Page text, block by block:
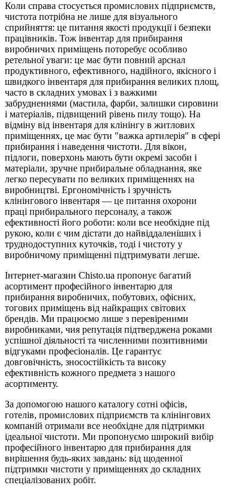
Коли справа стосується промислових підприємств,
чистота потрібна не лише для візуального
сприйняття: це питання якості продукції і безпеки
працівників. Тож інвентар для прибирання
виробничих приміщень поторебує особливо
ретельної уваги: це має бути повний арснал
продуктивного, ефективного, надійного, якісного і
швидкого інвентаря для прибирання великих площ,
часто в складних умовах і з важкими
забрудненнями (мастила, фарби, залишки сировини
і матеріалів, підвищений рівень пилу тощо). На
відміну від інвентаря для клінінгу в житлових
приміщеннях, це має бути "важка артилерія" в сфері
прибирання і наведення чистоти. Для вікон,
підлоги, поверхонь мають бути окремі засоби і
матеріали, зручне прибиральне обладнання, яке
легко пересувати по великих приміщеннях на
виробництві. Ергономічність і зручність
клінінгового інвентаря — це питання охорони
праці прибирального персоналу, а також
ефективності його роботи: коли все необхідне під
рукою, коли є чим дістати до найвіддаленіших і
труднодоступних куточків, тоді і чистоту у
виробничому приміщенні підтримувати легше.
Інтернет-магазин Chisto.ua пропонує багатий
асортимент професійного інвентарю для
прибирання виробничих, побутових, офісних,
тогових приміщень від найкращих світових
брендів. Ми працюємо лише з перевіреними
виробниками, чия репутація підтверджена роками
успішної діяльності та численними позитивними
відгуками професіоналів. Це гарантує
довговічність, зносостійкість та високу
ефективність кожного предмета з нашого
асортименту.
За допомогою нашого каталогу сотні офісів,
готелів, промислових підприємств та клінінгових
компаній отримали все необхідне для підтримки
ідеальної чистоти. Ми пропонуємо широкий вибір
професійного інвентарю для прибирання для
вирішення будь-яких завдань: від щоденної
підтримки чистоти у приміщеннях до складних
спеціалізованих робіт.